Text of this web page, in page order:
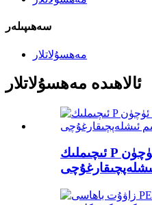
سەھىپىلەر
مەھسۇلاتلار
ئالاھىدە مەھسۇلاتلار
ئىچىملىك ​​P ئۈچۈن PE ئىسسىقلىق